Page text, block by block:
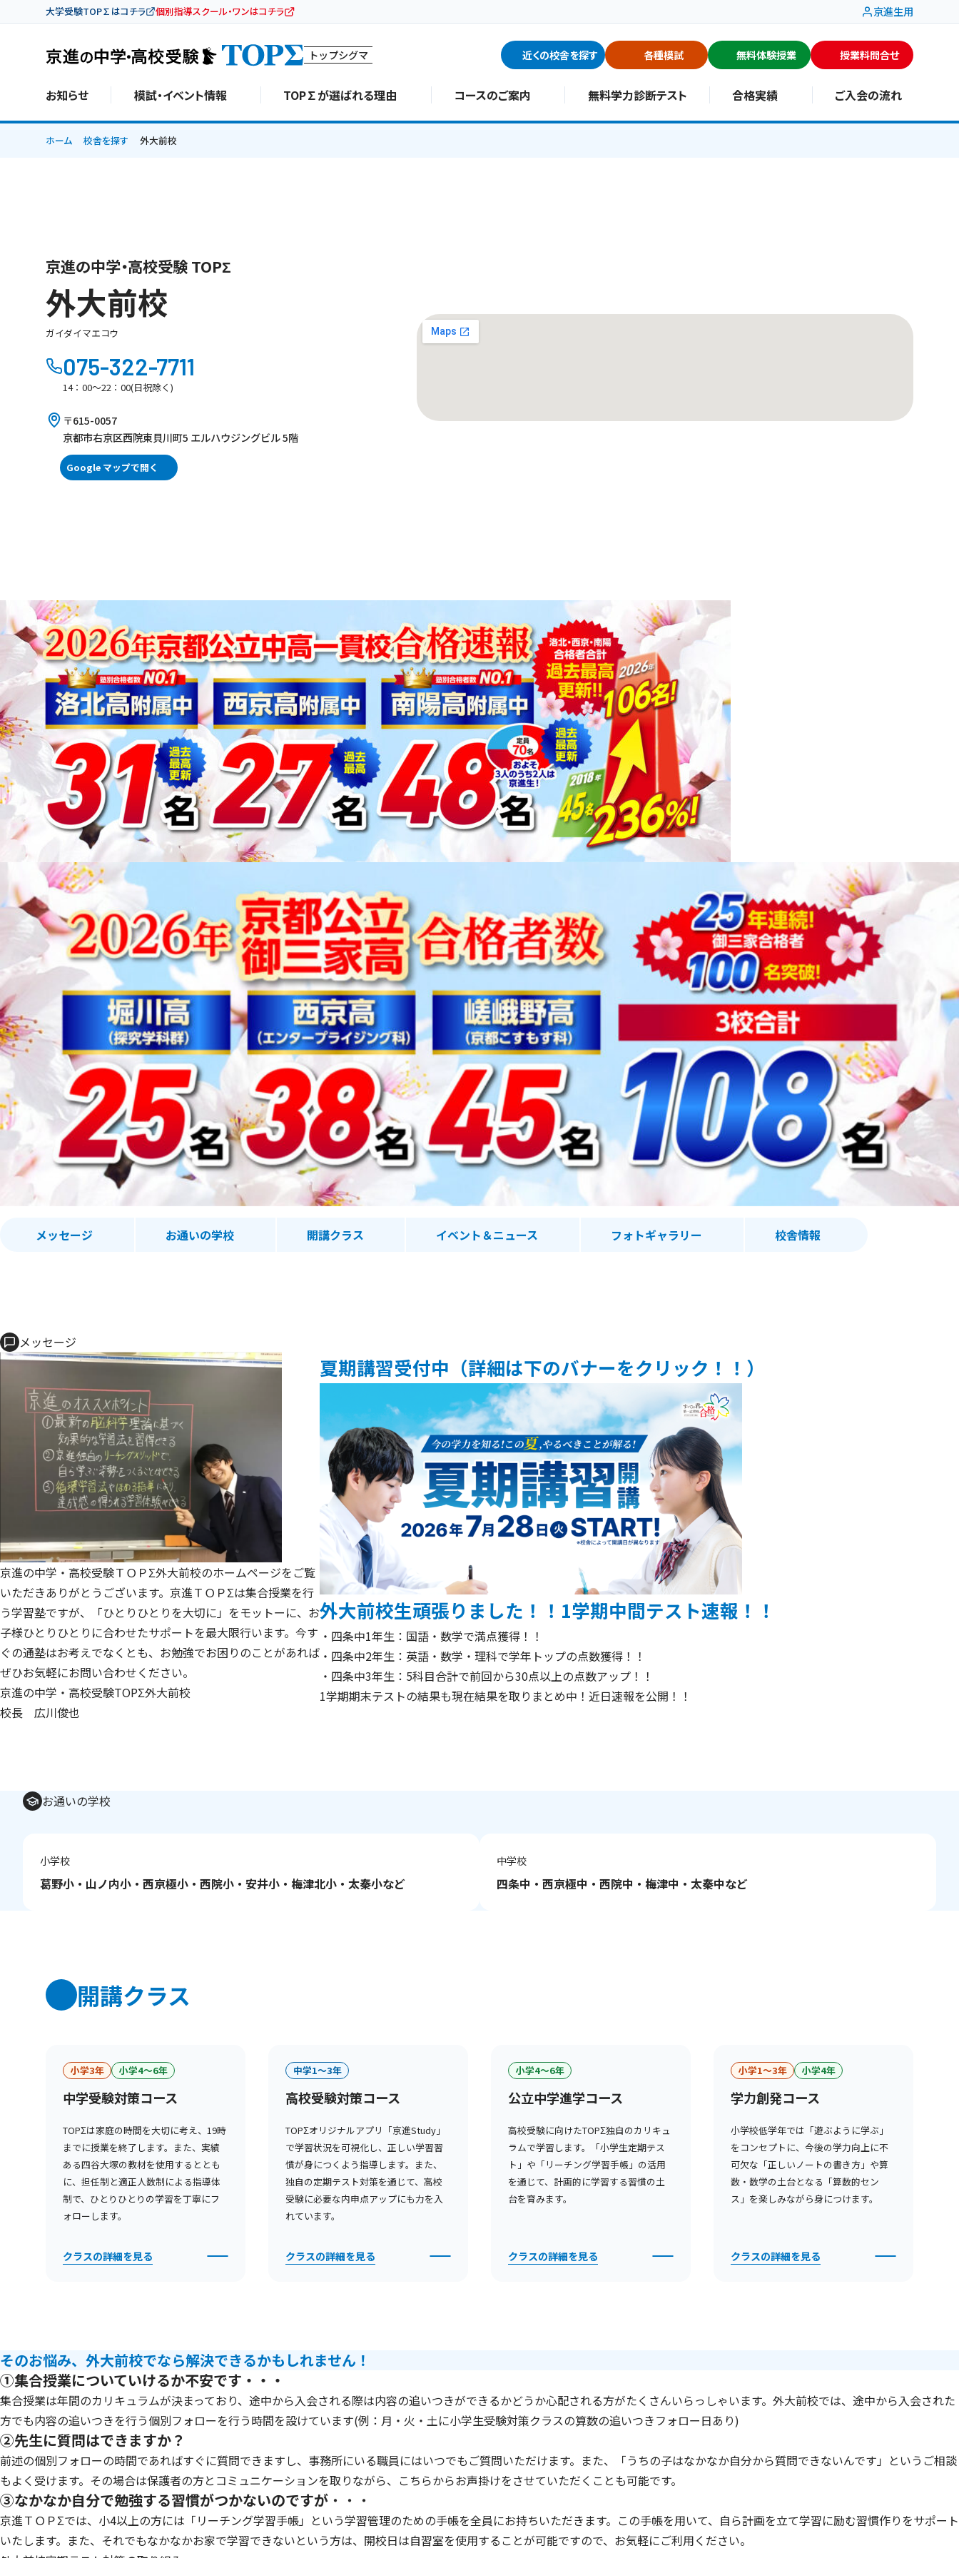
大学受験TOP∑はコチラ 個別指導スクール・ワンはコチラ 京進生用
トップシグマ 近くの校舎を探す 各種模試 無料体験授業 授業料問合せ
お知らせ 模試・イベント情報 TOP∑が選ばれる理由 コースのご案内 無料学力診断テスト 合格実績 ご入会の流れ
ホーム 校舎を探す 外大前校
京進の中学・高校受験 TOPΣ
外大前校
ガイダイマエコウ
075-322-7711
14：00～22：00(日祝除く)
〒615-0057
京都市右京区西院東貝川町5 エルハウジングビル 5階
Google マップで開く
メッセージ お通いの学校 開講クラス イベント＆ニュース フォトギャラリー 校舎情報
メッセージ
京進の中学・高校受験ＴＯＰΣ外大前校のホームページをご覧
いただきありがとうございます。京進ＴＯＰΣは集合授業を行
う学習塾ですが、「ひとりひとりを大切に」をモットーに、お
子様ひとりひとりに合わせたサポートを最大限行います。今す
ぐの通塾はお考えでなくとも、お勉強でお困りのことがあれば
ぜひお気軽にお問い合わせください。
京進の中学・高校受験TOPΣ外大前校
校長 広川俊也
夏期講習受付中（詳細は下のバナーをクリック！！）
外大前校生頑張りました！！1学期中間テスト速報！！
・四条中1年生：国語・数学で満点獲得！！
・四条中2年生：英語・数学・理科で学年トップの点数獲得！！
・四条中3年生：5科目合計で前回から30点以上の点数アップ！！
1学期期末テストの結果も現在結果を取りまとめ中！近日速報を公開！！
お通いの学校
小学校
葛野小・山ノ内小・西京極小・西院小・安井小・梅津北小・太秦小など
中学校
四条中・西京極中・西院中・梅津中・太秦中など
開講クラス
小学3年 小学4〜6年
中学受験対策コース
TOPΣは家庭の時間を大切に考え、19時
までに授業を終了します。また、実績
ある四谷大塚の教材を使用するととも
に、担任制と適正人数制による指導体
制で、ひとりひとりの学習を丁寧にフ
ォローします。
クラスの詳細を見る
中学1〜3年
高校受験対策コース
TOPΣオリジナルアプリ「京進Study」
で学習状況を可視化し、正しい学習習
慣が身につくよう指導します。また、
独自の定期テスト対策を通じて、高校
受験に必要な内申点アップにも力を入
れています。
クラスの詳細を見る
小学4〜6年
公立中学進学コース
高校受験に向けたTOPΣ独自のカリキュ
ラムで学習します。「小学生定期テス
ト」や「リーチング学習手帳」の活用
を通じて、計画的に学習する習慣の土
台を育みます。
クラスの詳細を見る
小学1〜3年 小学4年
学力創発コース
小学校低学年では「遊ぶように学ぶ」
をコンセプトに、今後の学力向上に不
可欠な「正しいノートの書き方」や算
数・数学の土台となる「算数的セン
ス」を楽しみながら身につけます。
クラスの詳細を見る
そのお悩み、外大前校でなら解決できるかもしれません！
①集合授業についていけるか不安です・・・
集合授業は年間のカリキュラムが決まっており、途中から入会される際は内容の追いつきができるかどうか心配される方がたくさんいらっしゃいます。外大前校では、途中から入会された
方でも内容の追いつきを行う個別フォローを行う時間を設けています(例：月・火・土に小学生受験対策クラスの算数の追いつきフォロー日あり)
②先生に質問はできますか？
前述の個別フォローの時間であればすぐに質問できますし、事務所にいる職員にはいつでもご質問いただけます。また、「うちの子はなかなか自分から質問できないんです」というご相談
もよく受けます。その場合は保護者の方とコミュニケーションを取りながら、こちらからお声掛けをさせていただくことも可能です。
③なかなか自分で勉強する習慣がつかないのですが ・・・
京進ＴＯＰΣでは、小4以上の方には「リーチング学習手帳」という学習管理のための手帳を全員にお持ちいただきます。この手帳を用いて、自ら計画を立て学習に励む習慣作りをサポート
いたします。また、それでもなかなかお家で学習できないという方は、開校日は自習室を使用することが可能ですので、お気軽にご利用ください。